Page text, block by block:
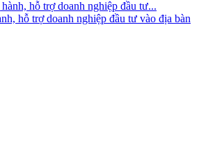
hỗ trợ doanh nghiệp đầu tư vào địa bàn